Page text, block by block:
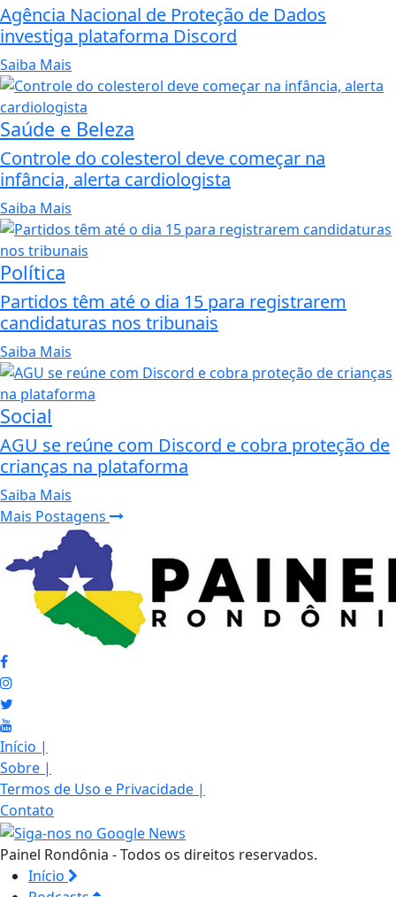
Agência Nacional de Proteção de Dados
investiga plataforma Discord
Saiba Mais
Saúde e Beleza
Controle do colesterol deve começar na
infância, alerta cardiologista
Saiba Mais
Política
Partidos têm até o dia 15 para registrarem
candidaturas nos tribunais
Saiba Mais
Social
AGU se reúne com Discord e cobra proteção de
crianças na plataforma
Saiba Mais
Mais Postagens
Início |
Sobre |
Termos de Uso e Privacidade |
Contato
Painel Rondônia - Todos os direitos reservados.
Início